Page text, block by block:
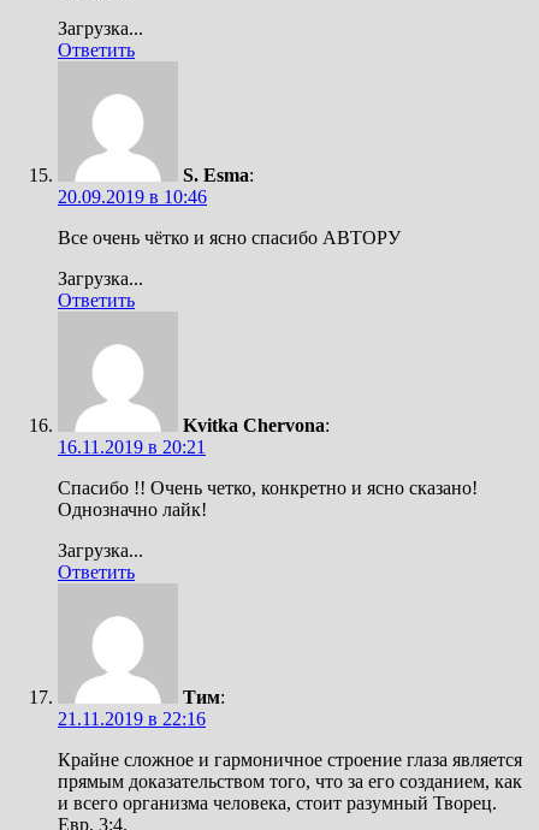
Загрузка...
Ответить
S. Esma:
20.09.2019 в 10:46
Все очень чётко и ясно спасибо АВТОРУ
Загрузка...
Ответить
Kvitka Chervona:
16.11.2019 в 20:21
Спасибо !! Очень четко, конкретно и ясно сказано!
Однозначно лайк!
Загрузка...
Ответить
Тим:
21.11.2019 в 22:16
Крайне сложное и гармоничное строение глаза является
прямым доказательством того, что за его созданием, как
и всего организма человека, стоит разумный Творец.
Евр. 3:4.